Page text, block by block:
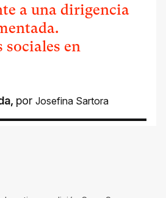
a una dirigencia
en
, por Josefina Sartora